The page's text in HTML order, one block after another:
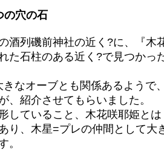
の穴の石
酒列磯前神社の近く?に、『木
た石柱のある近く?で見つかっ
きなオーブとも関係あるようで
、紹介させてもらいました。
していること、木花咲耶姫とは
り、木星=プレの仲間として大
。